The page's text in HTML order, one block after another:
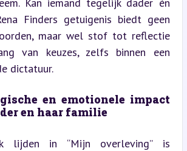
Finders getuigenis biedt geen
maar wel stof tot reflectie
van keuzes, zelfs binnen een
dictatuur.
en emotionele impact
en haar familie
lijden in “Mijn overleving” is